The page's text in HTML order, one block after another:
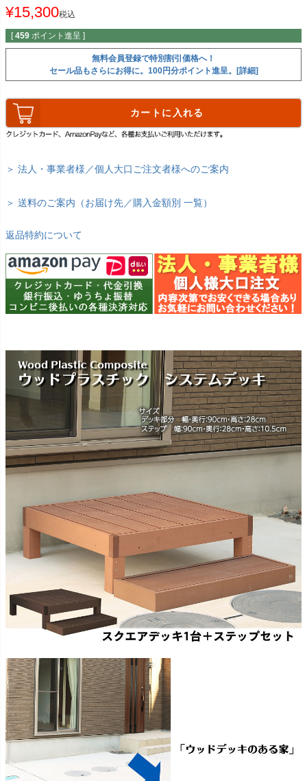
¥15,300税込
[ 459 ポイント進呈 ]
無料会員登録で特別割引価格へ！
セール品もさらにお得に。100円分ポイント進呈。[詳細]
カートに入れる
＞ 法人・事業者様／個人大口ご注文者様へのご案内
＞ 送料のご案内（お届け先／購入金額別 一覧）
返品特約について